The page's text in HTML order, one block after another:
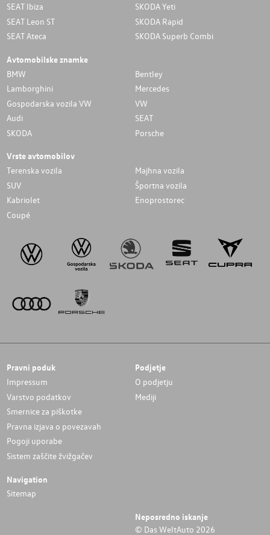
SEAT Ibiza
SEAT Leon ST
SEAT Ateca
SKODA Yeti
SKODA Rapid
SKODA Superb Combi
Avtomobilske znamke
BMW
Bentley
Lamborghini
Mercedes
Gospodarska vozila VW
VW
Audi
SEAT
SKODA
Porsche
Vrste avtomobilov
Terenska vozila
Majhna vozila
SUV
Športna vozila
Kabriolet
Enoprostorec
Coupé
Pravni poduk
Impressum
Varstvo podatkov
Smernice za piškotke
Pravna izjava o povezavah
Pogoji uporabe
Sistem zaščite žvižgačev
Podjetje
O podjetju
Mediji
Navigation
Sitemap
Neposredno iskanje
© Das WeltAuto 2026